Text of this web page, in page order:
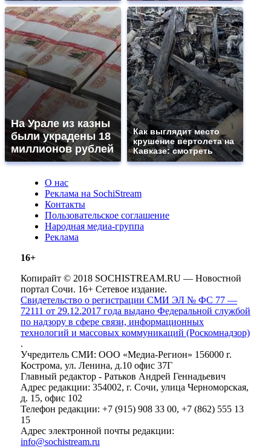
На Урале из казны
были украдены 18
миллионов рублей
Как выглядит место
крушение вертолета на
Кавказе: смотреть
О нас
Реклама на SochiStream
Контакты
Пользовательское соглашение
Народная медиа-группа
Реклама
16+
Копирайт © 2018 SOCHISTREAM.RU — Новостной
портал Сочи. 16+ Сетевое издание.
Свидетельство о регистрации СМИ ЭЛ № ФС 77 —
72111 от 29.12.2017 года выдано Федеральной службой
по надзору в сфере связи, информационных
технологий и массовых коммуникаций (Роскомнадзор)
.
Учредитель СМИ: ООО «Медиа-Регион» 156000 г.
Кострома, ул. Ленина, д.10 офис 37Г
Главный редактор - Ратьков Андрей Геннадьевич
Адрес редакции: 354002, г. Сочи, улица Черноморская,
д. 15, офис 102
Телефон редакции: +7 (915) 908 33 00, +7 (862) 555 13
15
Адрес электронной почты редакции:
info@sochistream.ru